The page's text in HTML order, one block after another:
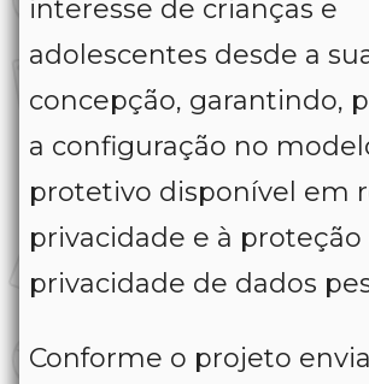
interesse de crianças e
adolescentes desde a
concepção, garantindo,
a configuração no
protetivo disponível em
privacidade e à proteção
privacidade de dados
Conforme o projeto